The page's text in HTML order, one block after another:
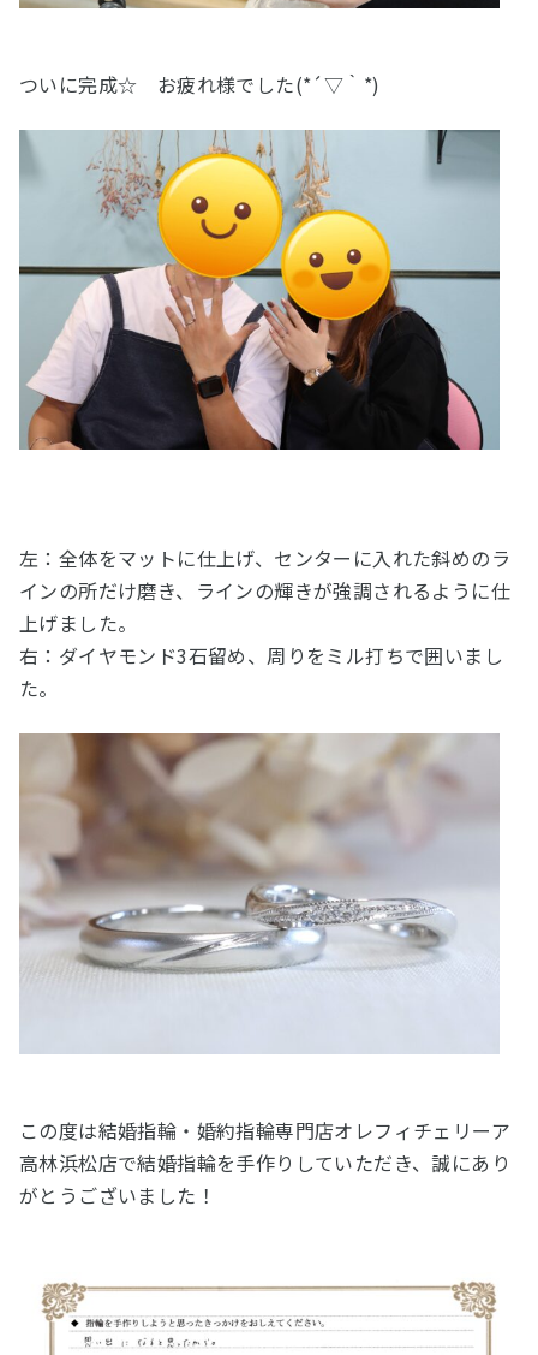
ついに完成☆ お疲れ様でした(*´▽｀*)
左：全体をマットに仕上げ、センターに入れた斜めのラ
インの所だけ磨き、ラインの輝きが強調されるように仕
上げました。
右：ダイヤモンド3石留め、周りをミル打ちで囲いまし
た。
この度は結婚指輪・婚約指輪専門店オレフィチェリーア
高林浜松店で結婚指輪を手作りしていただき、誠にあり
がとうございました！